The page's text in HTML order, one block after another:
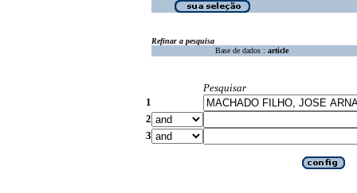
Refinar a pesquisa
Base de dados : article
Pesquisar
1
2
3